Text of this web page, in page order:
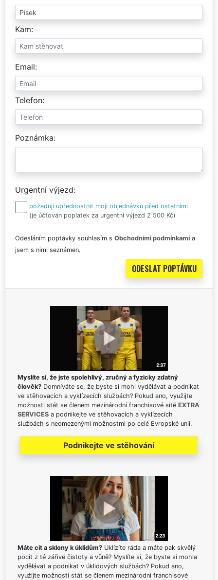
Kam
Email
Telefon
Poznámka
Urgentní výjezd
požaduji upřednostnit moji objednávku před ostatními
(je účtován poplatek za urgentní výjezd 2 500 Kč)
Odesláním poptávky souhlasím s Obchodními podmínkami a
jsem s nimi seznámen.
Myslíte si, že jste spolehlivý, zručný a fyzicky zdatný
člověk? Domníváte se, že byste si mohl vydělávat a podnikat
ve stěhovacích a vyklízecích službách? Pokud ano, využijte
možnosti stát se členem mezinárodní franchisové sítě EXTRA
SERVICES a podnikejte ve stěhovacích a vyklízecích
službách s neomezenými možnostmi po celé Evropské unii.
Podnikejte ve stěhování
Máte cit a sklony k úklidům? Uklízíte ráda a máte pak skvělý
pocit z té zářivé čistoty a vůně? Myslíte si, že byste si mohla
vydělávat a podnikat v úklidových službách? Pokud ano,
využijte možnosti stát se členem mezinárodní franchisové